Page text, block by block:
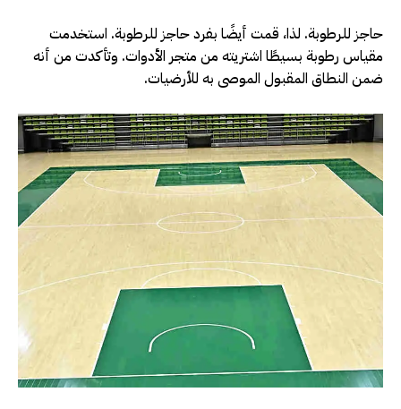
حاجز للرطوبة. لذا، قمت أيضًا بفرد حاجز للرطوبة. استخدمت
مقياس رطوبة بسيطًا اشتريته من متجر الأدوات. وتأكدت من أنه
ضمن النطاق المقبول الموصى به للأرضيات.